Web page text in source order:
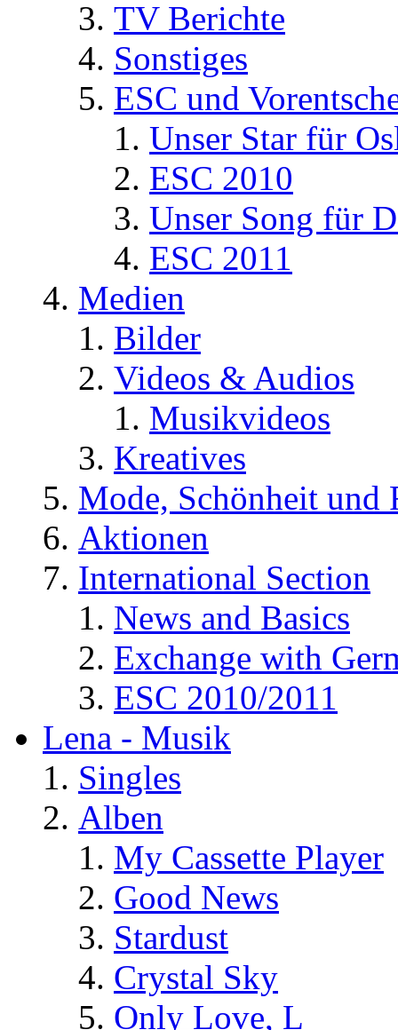
TV Berichte
Sonstiges
ESC und
Unser Star für
ESC 2010
Unser Song für
ESC 2011
Medien
Bilder
Videos & Audios
Musikvideos
Kreatives
Mode, Schönheit und
Aktionen
International Section
News and Basics
Exchange with
ESC 2010/2011
Lena - Musik
Singles
Alben
My Cassette Player
Good News
Stardust
Crystal Sky
Only Love, L